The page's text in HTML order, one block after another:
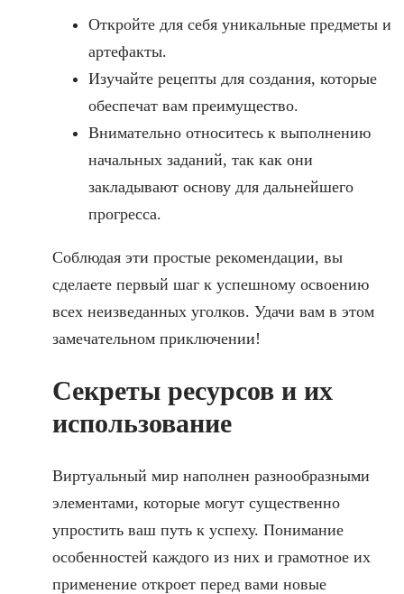
Откройте для себя уникальные предметы и
артефакты.
Изучайте рецепты для создания, которые
обеспечат вам преимущество.
Внимательно относитесь к выполнению
начальных заданий, так как они
закладывают основу для дальнейшего
прогресса.
Соблюдая эти простые рекомендации, вы
сделаете первый шаг к успешному освоению
всех неизведанных уголков. Удачи вам в этом
замечательном приключении!
Секреты ресурсов и их
использование
Виртуальный мир наполнен разнообразными
элементами, которые могут существенно
упростить ваш путь к успеху. Понимание
особенностей каждого из них и грамотное их
применение откроет перед вами новые